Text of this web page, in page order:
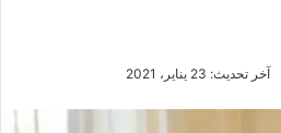
آخر تحديث: 23 يناير، 2021